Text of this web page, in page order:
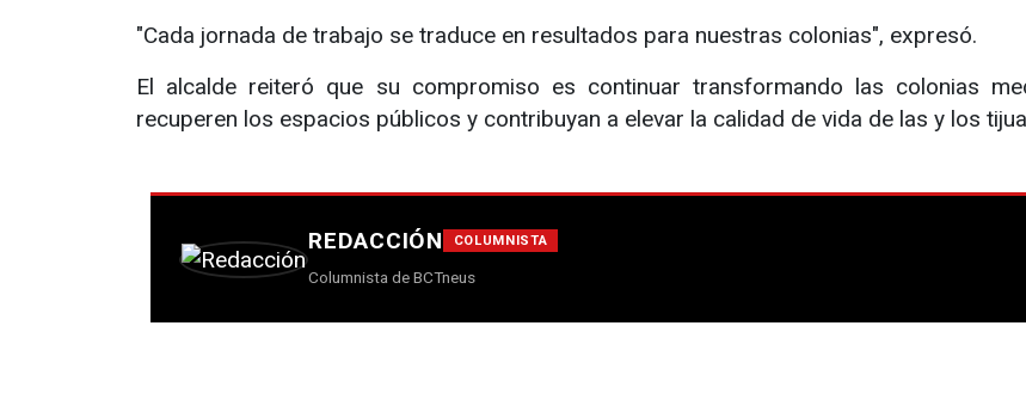
"Cada jornada de trabajo se traduce en resultados para nuestras colonias", expresó.
El alcalde reiteró que su compromiso es continuar transformando las colonias
recuperen los espacios públicos y contribuyan a elevar la calidad de vida de las y los
REDACCIÓN COLUMNISTA
Columnista de BCTneus